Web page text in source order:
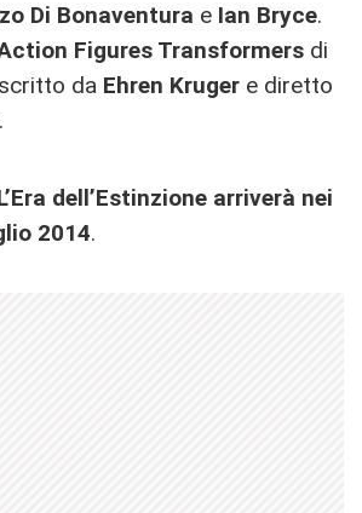
Di Bonaventura e Ian Bryce.
Figures Transformers di
da Ehren Kruger e diretto
.
dell’Estinzione arriverà nei
2014.